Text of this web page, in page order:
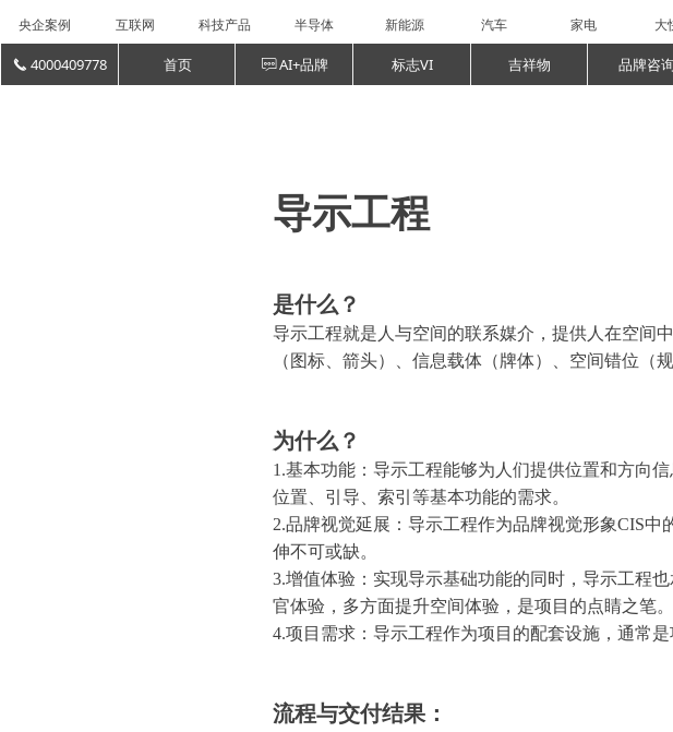
끅 4000409778 首页 ꁳ AI+品牌 标志VI 吉祥物 品牌咨询
央企案例 互联网 科技产品 半导体 新能源 汽车 家电 大
导示工程
是什么？
导示工程就是人与空间的联系媒介，提供人在空间
（图标、箭头）、信息载体（牌体）、空间错位（规
为什么？
1.基本功能：导示工程能够为人们提供位置和方向
位置、引导、索引等基本功能的需求。
2.品牌视觉延展：导示工程作为品牌视觉形象CIS
伸不可或缺。
3.增值体验：实现导示基础功能的同时，导示工程
官体验，多方面提升空间体验，是项目的点睛之笔。
4.项目需求：导示工程作为项目的配套设施，通常是
流程与交付结果：